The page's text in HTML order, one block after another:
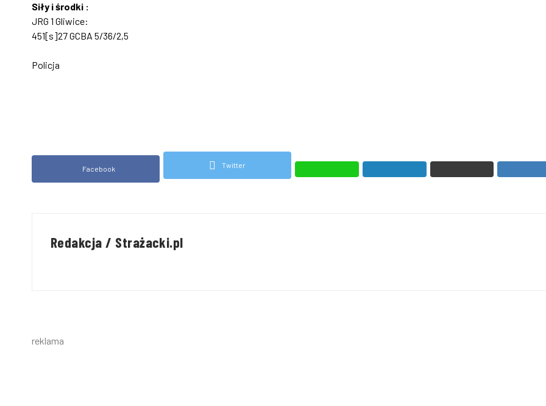
Siły i środki :
JRG 1 Gliwice:
451[s]27 GCBA 5/36/2,5
Policja
Facebook Twitter
Redakcja / Strażacki.pl
reklama